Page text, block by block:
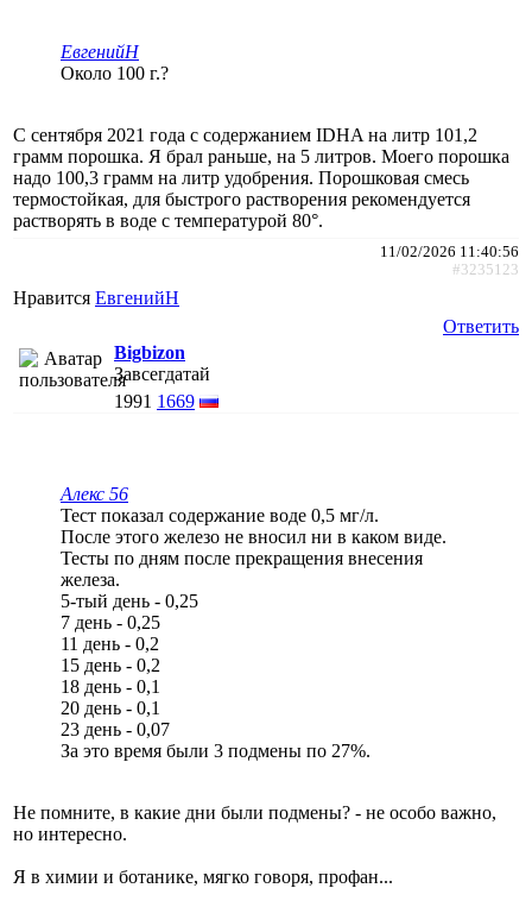
ЕвгенийН
Около 100 г.?
С сентября 2021 года с содержанием IDHA на литр 101,2
грамм порошка. Я брал раньше, на 5 литров. Моего порошка
надо 100,3 грамм на литр удобрения. Порошковая смесь
термостойкая, для быстрого растворения рекомендуется
растворять в воде с температурой 80°.
11/02/2026 11:40:56
#3235123
Нравится ЕвгенийН
Ответить
Bigbizon
Завсегдатай
1991 1669
Алекс 56
Тест показал содержание воде 0,5 мг/л.
После этого железо не вносил ни в каком виде.
Тесты по дням после прекращения внесения
железа.
5-тый день - 0,25
7 день - 0,25
11 день - 0,2
15 день - 0,2
18 день - 0,1
20 день - 0,1
23 день - 0,07
За это время были 3 подмены по 27%.
Не помните, в какие дни были подмены? - не особо важно,
но интересно.
Я в химии и ботанике, мягко говоря, профан...